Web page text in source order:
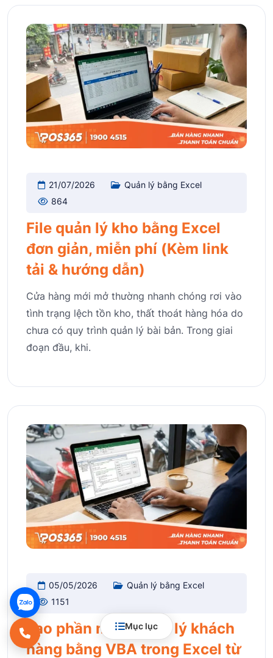
Mục lục
21/07/2026
Quản lý bằng Excel
864
File quản lý kho bằng Excel
đơn giản, miễn phí (Kèm link
tải & hướng dẫn)
Cửa hàng mới mở thường nhanh chóng rơi vào
tình trạng lệch tồn kho, thất thoát hàng hóa do
chưa có quy trình quản lý bài bản. Trong giai
đoạn đầu, khi.
05/05/2026
Quản lý bằng Excel
1151
Tạo phần mềm quản lý khách
hàng bằng VBA trong Excel từ